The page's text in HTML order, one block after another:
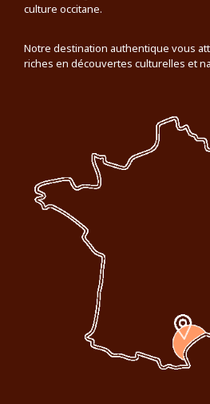
culture occitane.
Notre destination authentique vous
riches en découvertes culturelles et